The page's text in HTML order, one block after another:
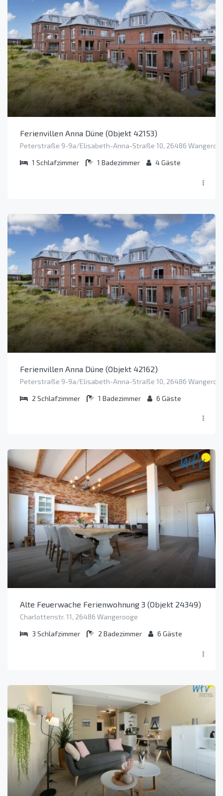
Ferienvillen Anna Düne (Objekt 42153)
Peterstraße 9-9a/Elisabeth-Anna-Straße 10, 26486
1 Schlafzimmer 1 Badezimmer 4Gäste
Ferienvillen Anna Düne (Objekt 42162)
Peterstraße 9-9a/Elisabeth-Anna-Straße 10, 26486
2 Schlafzimmer 1 Badezimmer 6 Gäste
Alte Feuerwache Ferienwohnung 3 (Objekt 24349)
Charlottenstr. 11, 26486 Wangerooge
3 Schlafzimmer 2 Badezimmer 6 Gäste